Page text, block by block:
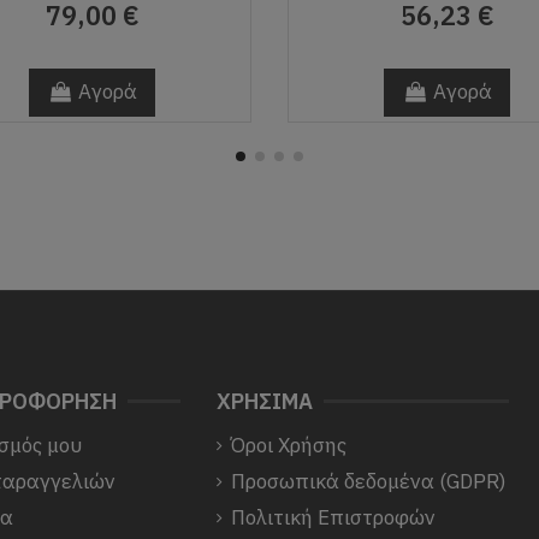
79,00 €
Αγορά
56,23 €
Αγορά
μου
ΧΡΗΣΙΜΑ
Όροι Χρήσης
Προσωπικά δεδομένα (GDPR)
Πολιτική Επιστροφών